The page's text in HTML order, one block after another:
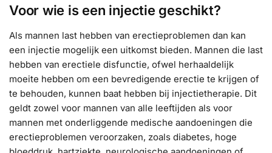
Voor wie is een injectie geschikt?
Als mannen last hebben van erectieproblemen dan kan
een injectie mogelijk een uitkomst bieden. Mannen die last
hebben van erectiele disfunctie, ofwel herhaaldelijk
moeite hebben om een bevredigende erectie te krijgen of
te behouden, kunnen baat hebben bij injectietherapie. Dit
geldt zowel voor mannen van alle leeftijden als voor
mannen met onderliggende medische aandoeningen die
erectieproblemen veroorzaken, zoals diabetes, hoge